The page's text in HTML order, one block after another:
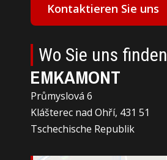
Kontaktieren Sie uns
Wo Sie uns finden
EMKAMONT
Průmyslová 6
Klášterec nad Ohří, 431 51
Tschechische Republik